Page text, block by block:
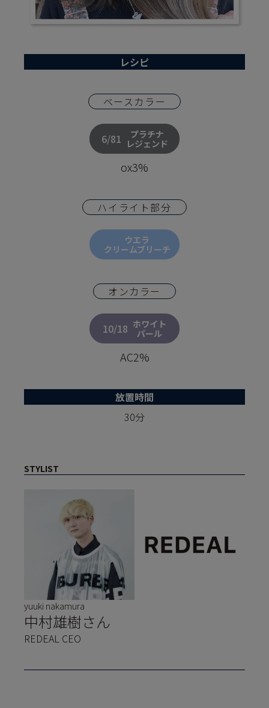
レシピ
ベースカラー
6/81
プラチナ
レジェンド
ox3%
ハイライト部分
ウエラ
クリームブリーチ
オンカラー
10/18 ホワイト
パール
AC2%
放置時間
30分
STYLIST
yuuki nakamura
中村雄樹さん
REDEAL CEO